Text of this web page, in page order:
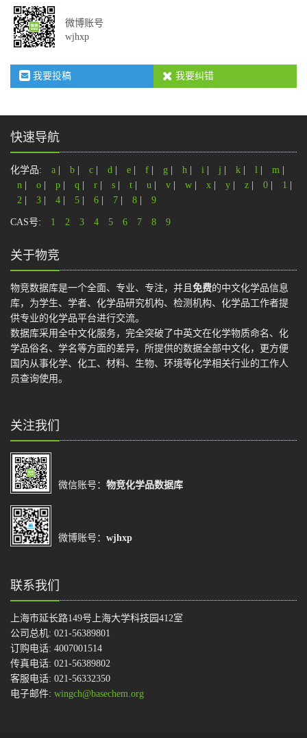
微博账号
wjhxp
我要投稿 我要纠错
快速导航
化学品: a b c d e f g h i j k l m
n
o p q r s t u v w x y z 0 1
2
3 4 5 6 7 8 9
CAS号: 1 2 3 4 5 6 7 8 9
关于物竞
物竞数据库是一个全面、专业、专注，并且 免费的中文化学品信息
库，为学生、学者、化学品研究机构、检测机构、化学品工作者提
供专业的化学品平台进行交流。
数据库采用全中文化服务，完全突破了中英文在化学物质命名、化
学品俗名、学名等方面的差异，所提供的数据全部中文化，更方便
国内从事化学、化工、材料、生物、环境等化学相关行业的工作人
员查询使用。
关注我们
微信账号： 物竞化学品数据库
微博账号： wjhxp
联系我们
上海市延长路149号上海大学科技园412室
公司总机: 021-56389801
订购电话: 4007001514
传真电话: 021-56389802
客服电话: 021-56332350
电子邮件: wingch@basechem.org